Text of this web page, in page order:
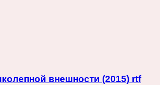
внешности (2015) rtf